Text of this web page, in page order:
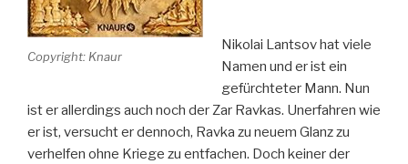
Copyright: Knaur
Nikolai Lantsov hat viele
Namen und er ist ein
gefürchteter Mann. Nun
ist er allerdings auch noch der Zar Ravkas. Unerfahren wie
er ist, versucht er dennoch, Ravka zu neuem Glanz zu
verhelfen ohne Kriege zu entfachen. Doch keiner der